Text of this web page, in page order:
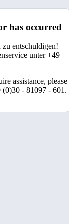
has occurred
entschuldigen!
unter +49
assistance, please
(0)30 - 81097 - 601.